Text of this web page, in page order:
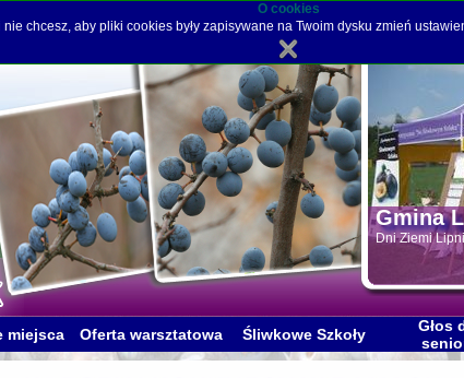
O cookies
chcesz, aby pliki cookies były zapisywane na Twoim dysku zmień
Gmina
Dni Ziemi
miejsca Oferta warsztatowa Śliwkowe Szkoły
Głos